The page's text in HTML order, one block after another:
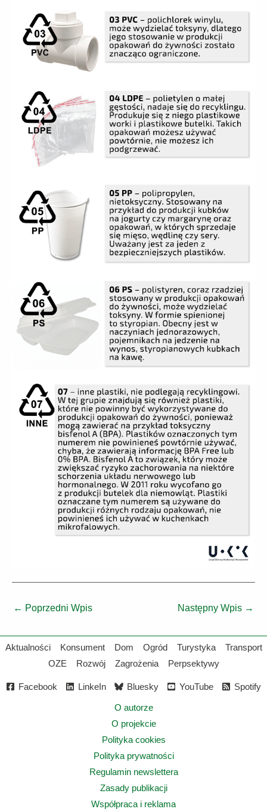
← Poprzedni Wpis Następny Wpis →
Aktualności Konsument Dom Ogród Turystyka
Transport
OZE
Rozwój Zagrożenia Perpsektywy
Facebook LinkeIn Bluesky YouTube Spotify
O autorze
O projekcie
Polityka cookies
Polityka prywatności
Regulamin newslettera
Zasady publikacji
Współpraca i reklama